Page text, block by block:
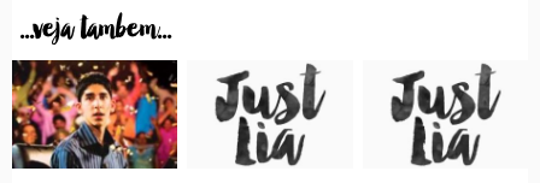
...veja tambem...